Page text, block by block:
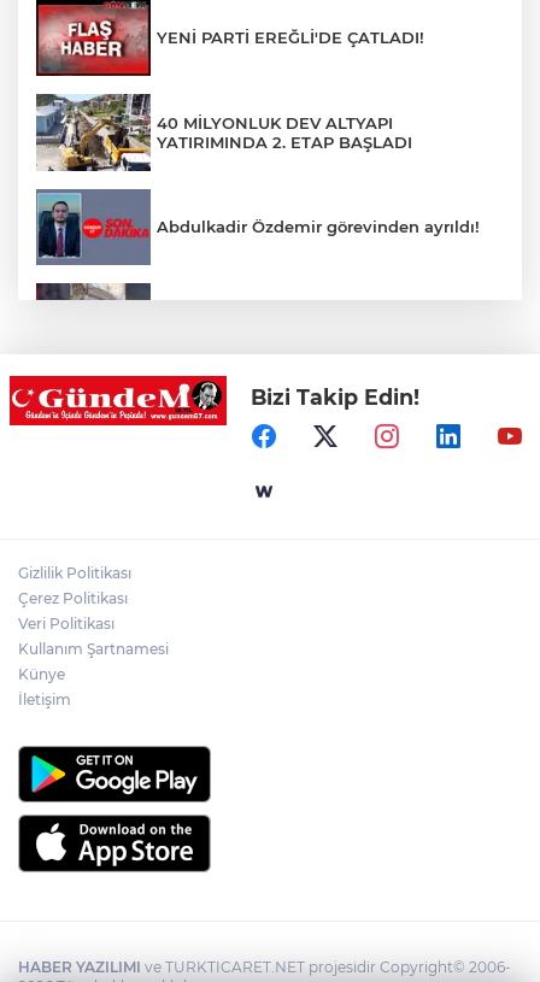
YENİ PARTİ EREĞLİ'DE ÇATLADI!
40 MİLYONLUK DEV ALTYAPI
YATIRIMINDA 2. ETAP BAŞLADI
Abdulkadir Özdemir görevinden ayrıldı!
DÜZCE’DE YÜREKLERİ AĞIZLARA
GETİREN KAZA!
Devrekli milli sporcu'dan uluslararası
Bizi Takip Edin!
Gizlilik Politikası
Çerez Politikası
Veri Politikası
Kullanım Şartnamesi
Künye
İletişim
HABER YAZILIMI ve TURKTICARET.NET projesidir Copyright© 2006-